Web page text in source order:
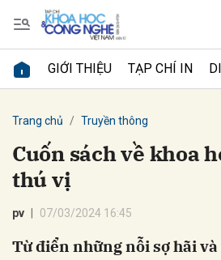
GIỚI THIỆU TẠP CHÍ IN
Trang chủ Truyền thông
Cuốn sách về khoa
thú vị
pv 07/03/2024 16:45
Từ điển những nỗi sợ hãi
Gửi bình luận